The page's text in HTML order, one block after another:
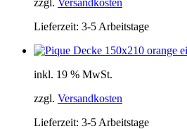
Lieferzeit: 3-5 Arbeitstage
inkl. 19 % MwSt.
zzgl. Versandkosten
Lieferzeit: 3-5 Arbeitstage